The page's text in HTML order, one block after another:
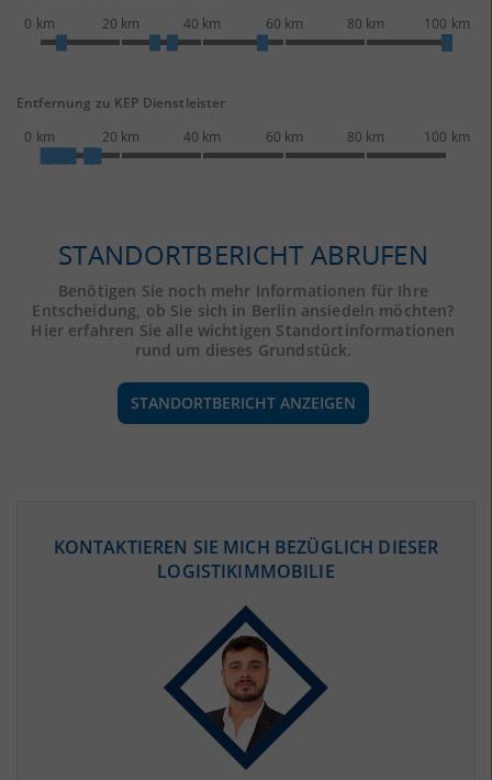
0 km
20 km 40 km 60 km 80 km 100 km
Entfernung zu KEP Dienstleister
0 km
20 km 40 km 60 km 80 km 100 km
STANDORTBERICHT ABRUFEN
Benötigen Sie noch mehr Informationen für Ihre
Entscheidung, ob Sie sich in Berlin ansiedeln möchten?
Hier erfahren Sie alle wichtigen Standortinformationen
rund um dieses Grundstück.
STANDORTBERICHT ANZEIGEN
(STAND: 12/2019)
(Landkreis / Kreisfreie Stadt)
KONTAKTIEREN SIE MICH BEZÜGLICH DIESER
LOGISTIKIMMOBILIE